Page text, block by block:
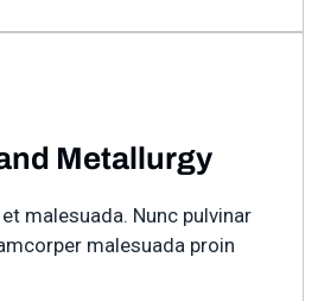
Metallurgy
malesuada. Nunc pulvinar
malesuada proin